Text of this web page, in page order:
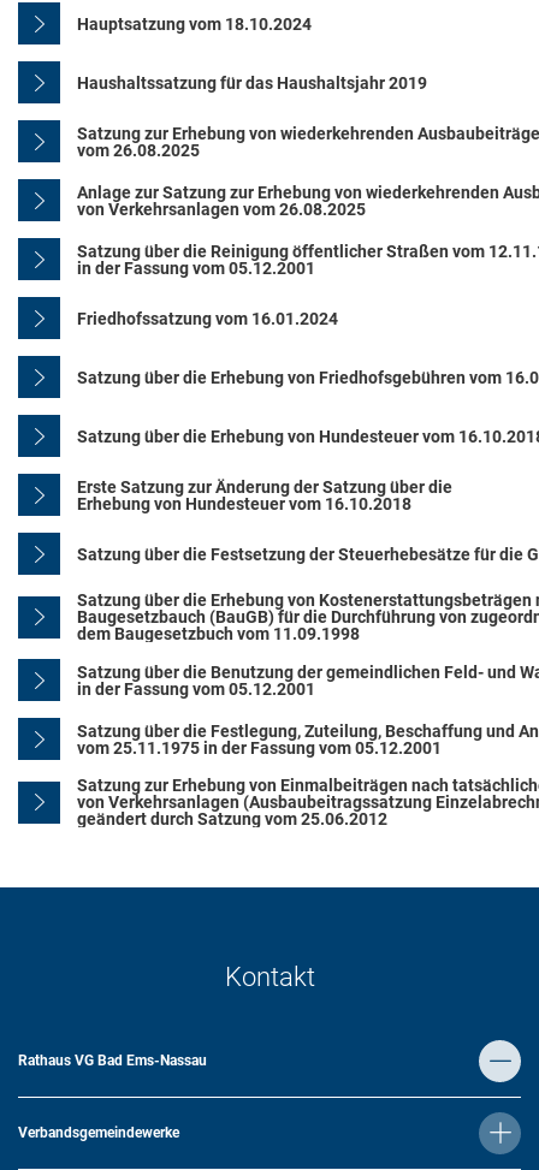
Hauptsatzung vom 18.10.2024
Haushaltssatzung für das Haushaltsjahr 2019
Satzung zur Erhebung von wiederkehrenden
vom 26.08.2025
Anlage zur Satzung zur Erhebung von wiederkehrenden
von Verkehrsanlagen vom 26.08.2025
Satzung über die Reinigung öffentlicher Straßen vom
in der Fassung vom 05.12.2001
Friedhofssatzung vom 16.01.2024
Satzung über die Erhebung von Friedhofsgebühren vom
Satzung über die Erhebung von Hundesteuer vom
Erste Satzung zur Änderung der Satzung über die
Erhebung von Hundesteuer vom 16.10.2018
Satzung über die Festsetzung der Steuerhebesätze für die
Satzung über die Erhebung von Kostenerstattungsbeträgen
Baugesetzbauch (BauGB) für die Durchführung von
dem Baugesetzbuch vom 11.09.1998
Satzung über die Benutzung der gemeindlichen Feld- und
in der Fassung vom 05.12.2001
Satzung über die Festlegung, Zuteilung, Beschaffung und
vom 25.11.1975 in der Fassung vom 05.12.2001
Satzung zur Erhebung von Einmalbeiträgen nach
von Verkehrsanlagen (Ausbaubeitragssatzung
geändert durch Satzung vom 25.06.2012
Kontakt
Rathaus VG Bad Ems-Nassau
Verbandsgemeindewerke